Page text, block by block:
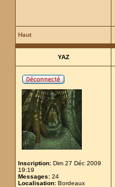
Haut
YAZ
Inscription: Dim 27 Déc 2009
19:19
Messages: 24
Localisation: Bordeaux